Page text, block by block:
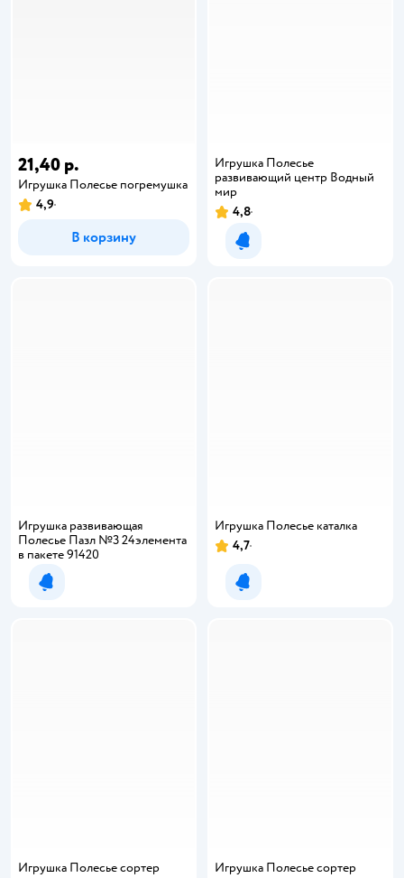
21,40 р.
Игрушка Полесье погремушка
4,9
В корзину
Игрушка Полесье
развивающий центр Водный
мир
4,8
Уведомить о появлении
Игрушка развивающая
Полесье Пазл №3 24элемента
в пакете 91420
Уведомить о появлении
Игрушка Полесье каталка
4,7
Уведомить о появлении
Игрушка Полесье сортер
Игрушка Полесье сортер